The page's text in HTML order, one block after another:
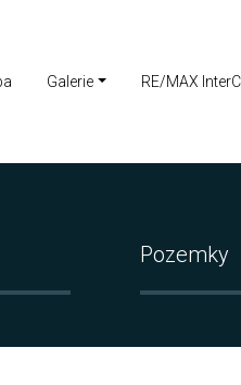
Galerie RE/MAX
Pozemky